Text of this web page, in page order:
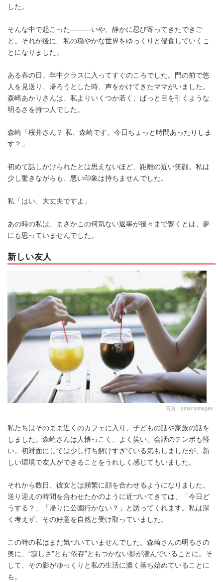
した。
そんな中で起こった———いや、静かに忍び寄ってきたできご
と。それが後に、私の穏やかな世界をゆっくりと侵食していくこ
とになりました。
ある春の日。年中クラスに入ってすぐのころでした。門の前で悠
人を見送り、帰ろうとした時、声をかけてきたママがいました。
森崎あかりさんは、私よりいくつか若く、ぱっと目を引くような
明るさを持つ人でした。
森崎「桜井さん？ 私、森崎です。今日ちょっと時間あったりしま
す？」
初めて話しかけられたとは思えないほど、距離の近い笑顔。私は
少し驚きながらも、悪い印象は持ちませんでした。
私「はい、大丈夫ですよ」
あの時の私は、まさかこの何気ない返事が後々まで響くとは、夢
にも思っていませんでした。
新しい友人
写真：amanaimages
私たちはそのまま近くのカフェに入り、子どもの話や家族の話を
しました。森崎さんは人懐っこく、よく笑い、会話のテンポも軽
い。初対面にしては少し打ち解けすぎている気もしましたが、新
しい環境で友人ができることをうれしく感じてもいました。
それから数日、彼女とは頻繁に顔を合わせるようになりました。
送り迎えの時間を合わせたかのように近づいてきては、「今日ど
うする？」「帰りに公園行かない？」と誘ってくれます。私は深
く考えず、その好意を自然と受け取っていました。
この時の私はまだ気づいていませんでした。森崎さんの明るさの
奥に、“寂しさ”とも“依存”ともつかない影が潜んでいることに。そ
して、その影がゆっくりと私の生活に濃く落ち始めていることに
も。